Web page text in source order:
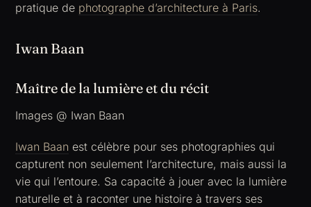
pratique de photographe d’architecture à Paris.
Iwan Baan
Maître de la lumière et du récit
Images @ Iwan Baan
Iwan Baan est célèbre pour ses photographies qui
capturent non seulement l’architecture, mais aussi la
vie qui l’entoure. Sa capacité à jouer avec la lumière
naturelle et à raconter une histoire à travers ses